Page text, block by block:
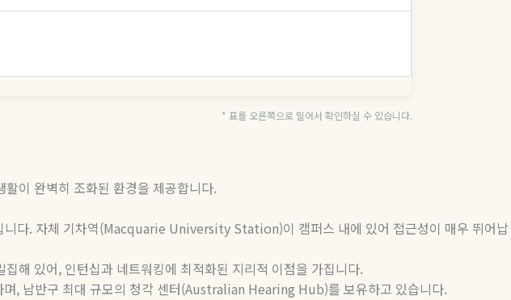
* 표를 오른쪽으로 밀어서 확인하실 수 있습니다.
활이 완벽히 조화된 환경을 제공합니다.
니다. 자체 기차역(Macquarie University Station)이 캠퍼스 내에 있어 접근성이 매우 뛰어납
집해 있어, 인턴십과 네트워킹에 최적화된 지리적 이점을 가집니다.
며, 남반구 최대 규모의 청각 센터(Australian Hearing Hub)를 보유하고 있습니다.